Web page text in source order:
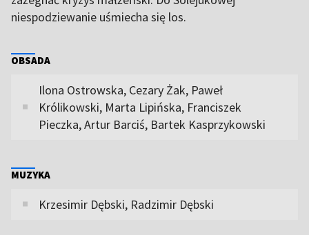
niespodziewanie uśmiecha się los.
OBSADA
Ilona Ostrowska, Cezary Żak, Paweł
Królikowski, Marta Lipińska, Franciszek
Pieczka, Artur Barciś, Bartek Kasprzykowski
MUZYKA
Krzesimir Dębski, Radzimir Dębski